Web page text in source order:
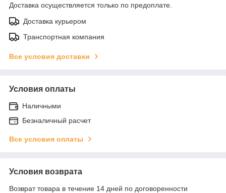
Доставка осуществляется только по предоплате.
Доставка курьером
Транспортная компания
Все условия доставки
Условия оплаты
Наличными
Безналичный расчет
Все условия оплаты
Условия возврата
Возврат товара в течение 14 дней по договоренности